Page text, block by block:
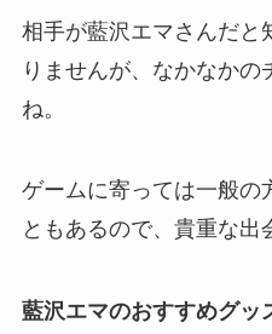
相手が藍沢エマさんだと
りませんが、なかなかの
ね。
ゲームに寄っては一般の
ともあるので、貴重な出
藍沢エマのおすすめグッ